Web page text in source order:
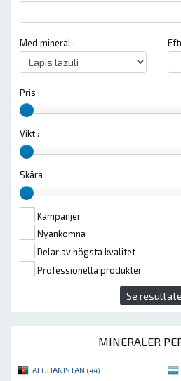
Med mineral :
Pris :
Vikt :
Skära :
Kampanjer
Nyankomna
Delar av högsta kvalitet
Professionella produkter
Se
MINERALER
AFGHANISTAN (44)